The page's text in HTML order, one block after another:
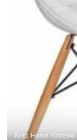
King Home Krzesła